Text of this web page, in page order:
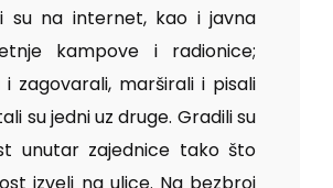
su na internet, kao i javna
kampove i radionice;
i zagovarali, marširali i pisali
su jedni uz druge. Gradili su
unutar zajednice tako što